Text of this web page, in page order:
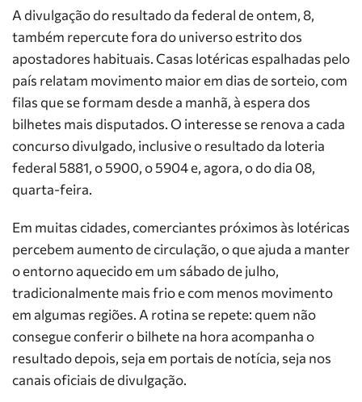
A divulgação do resultado da federal de ontem, 8,
também repercute fora do universo estrito dos
apostadores habituais. Casas lotéricas espalhadas pelo
país relatam movimento maior em dias de sorteio, com
filas que se formam desde a manhã, à espera dos
bilhetes mais disputados. O interesse se renova a cada
concurso divulgado, inclusive o resultado da loteria
federal 5881, o 5900, o 5904 e, agora, o do dia 08,
quarta-feira.
Em muitas cidades, comerciantes próximos às lotéricas
percebem aumento de circulação, o que ajuda a manter
o entorno aquecido em um sábado de julho,
tradicionalmente mais frio e com menos movimento
em algumas regiões. A rotina se repete: quem não
consegue conferir o bilhete na hora acompanha o
resultado depois, seja em portais de notícia, seja nos
canais oficiais de divulgação.